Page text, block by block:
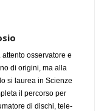
osservatore e
di origini, ma alla
si laurea in Scienze
il percorso per
di dischi, tele-